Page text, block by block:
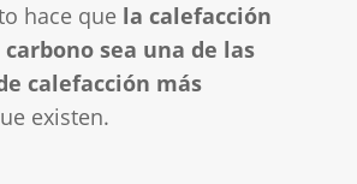
hace que la calefacción
sea una de las
calefacción más
existen.